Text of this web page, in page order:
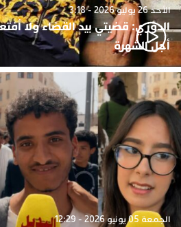
الأحد 26 يوليو 2026 - 3:18
الدوزي: قضيتي بيد القضاء ولا
أجل الشهرة
الجمعة 05 يونيو 2026 - 12:29